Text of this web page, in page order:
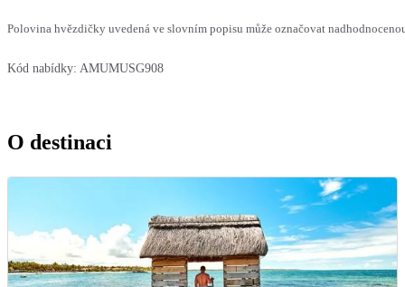
Polovina hvězdičky uvedená ve slovním popisu může označovat
Kód nabídky: AMUMUSG908
O destinaci